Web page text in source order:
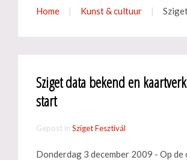
Home Kunst & cultuur
Sziget data bekend en
start
Gepost in Sziget Fesztivál
Donderdag 3 december 2009 - Op